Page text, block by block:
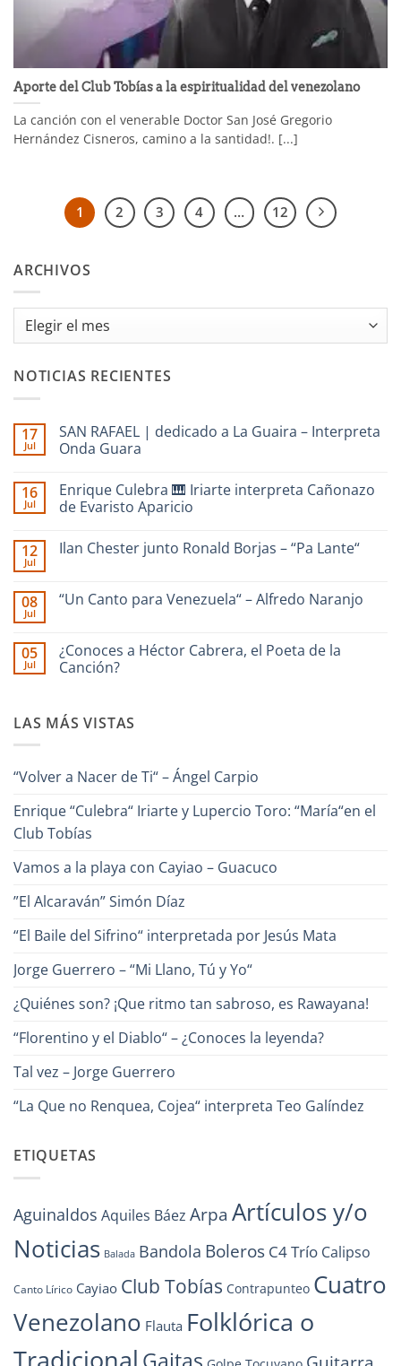
Aporte del Club Tobías a la espiritualidad del venezolano
La canción con el venerable Doctor San José Gregorio
Hernández Cisneros, camino a la santidad!. [...]
1 2 3 4 … 12
ARCHIVOS
Archivos
NOTICIAS RECIENTES
17
Jul
SAN RAFAEL | dedicado a La Guaira – Interpreta
Onda Guara
comentarios
en
SAN
dedicado
–
Interpreta
16
Jul
Enrique Culebra 🎹 Iriarte interpreta Cañonazo
de Evaristo Aparicio
comentarios
🎹
Iriarte
Evaristo
Aparicio
12
Jul
Ilan Chester junto Ronald Borjas – “Pa Lante“
en
Ronald
Borjas
–
08
Jul
“Un Canto para Venezuela“ – Alfredo Naranjo
en
“Un
Canto
Alfredo
05
Jul
¿Conoces a Héctor Cabrera, el Poeta de la
Canción?
en
¿Conoces
el
la
Canción?
LAS MÁS VISTAS
“Volver a Nacer de Ti“ – Ángel Carpio
Enrique “Culebra“ Iriarte y Lupercio Toro: “María“en el
Club Tobías
Vamos a la playa con Cayiao – Guacuco
”El Alcaraván” Simón Díaz
“El Baile del Sifrino“ interpretada por Jesús Mata
Jorge Guerrero – “Mi Llano, Tú y Yo“
¿Quiénes son? ¡Que ritmo tan sabroso, es Rawayana!
“Florentino y el Diablo“ – ¿Conoces la leyenda?
Tal vez – Jorge Guerrero
“La Que no Renquea, Cojea“ interpreta Teo Galíndez
ETIQUETAS
Aguinaldos Aquiles Báez Arpa Artículos y/o
Noticias Balada Bandola Boleros C4 Trío Calipso
Canto Lírico Cayiao Club Tobías Contrapunteo Cuatro
Venezolano Flauta Folklórica o